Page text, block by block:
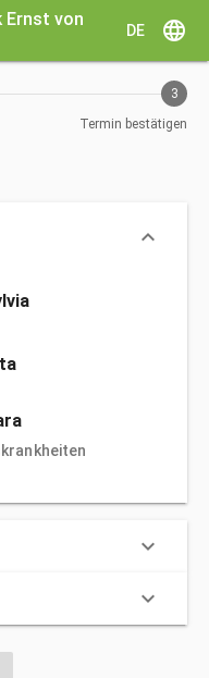
Ernst von
DE language
3
Termin bestätigen
keyboard_arrow_down
keyboard_arrow_down
keyboard_arrow_down